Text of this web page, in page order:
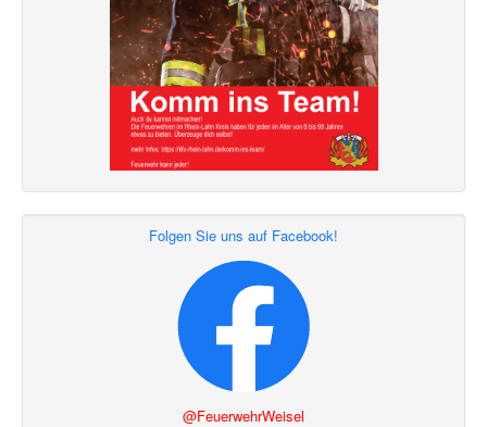
Folgen Sie uns auf Facebook!
@FeuerwehrWeisel